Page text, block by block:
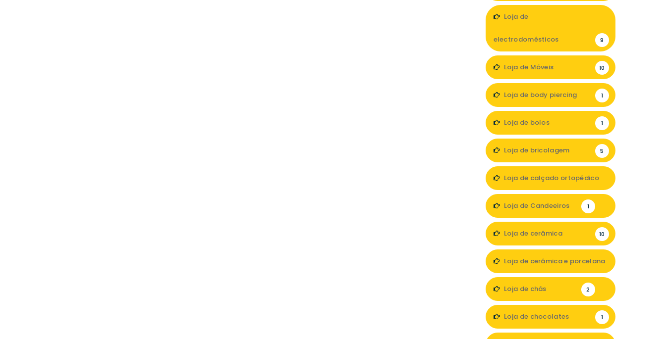
Loja de
electrodomésticos 9
Loja de Móveis 10
Loja de body piercing 1
Loja de bolos 1
Loja de bricolagem 5
Loja de calçado ortopédico
Loja de Candeeiros 1
Loja de cerâmica 10
Loja de cerâmica e porcelana
Loja de chás 2
Loja de chocolates 1